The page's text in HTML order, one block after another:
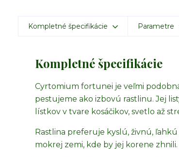
Kompletné špecifikácie Parametre
Kompletné špecifikácie
Cyrtomium fortunei je veľmi
pestujeme ako izbovú rastlinu. Jej
lístkov v tvare kosáčikov, svetlo až
Rastlina preferuje kyslú, živnú,
mokrej zemi, kde by jej korene zhnili.